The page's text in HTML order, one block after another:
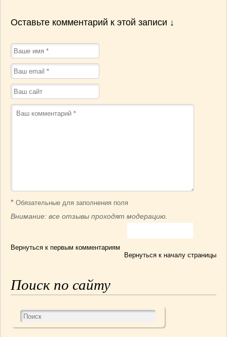
Оставьте комментарий к этой записи ↓
* Обязательные для заполнения поля
Внимание: все отзывы проходят модерацию.
Вернуться к первым комментариям
Вернуться к началу страницы
Поиск по сайту